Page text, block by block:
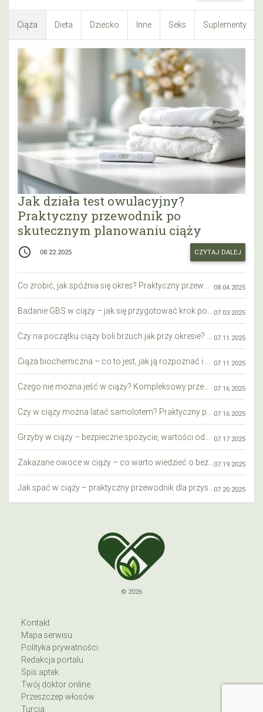
Ciąża Dieta Dziecko Inne Seks Suplementy
Jak działa test owulacyjny?
Praktyczny przewodnik po
skutecznym planowaniu ciąży
access_time 08.22.2025 CZYTAJ DALEJ
08.04.2025
07.03.2025
07.11.2025
07.11.2025
07.16.2025
07.16.2025
07.17.2025
07.19.2025
07.20.2025
© 2026
Kontakt
Mapa serwisu
Polityka prywatności
Redakcja portalu
Spis aptek
Twój doktor online
Przeszczep włosów
Turcja